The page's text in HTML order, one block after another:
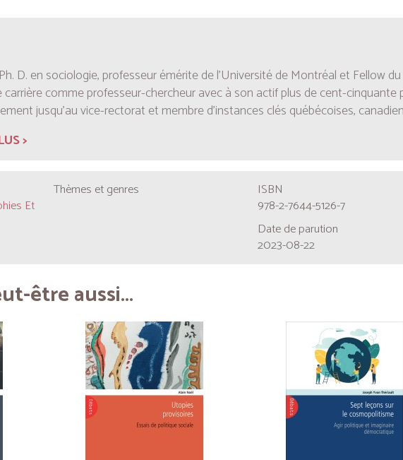
D. en sociologie, professeur émérite de l’Université de Montréal et Fellow
carrière comme professeur-chercheur avec à son actif plus de cent-
jusqu’au vice-rectorat et membre d’instances clés québécoises,
>
Et
Thèmes et genres
ISBN
978-2-7644-5126-7
Date de parution
2023-08-22
être aussi...